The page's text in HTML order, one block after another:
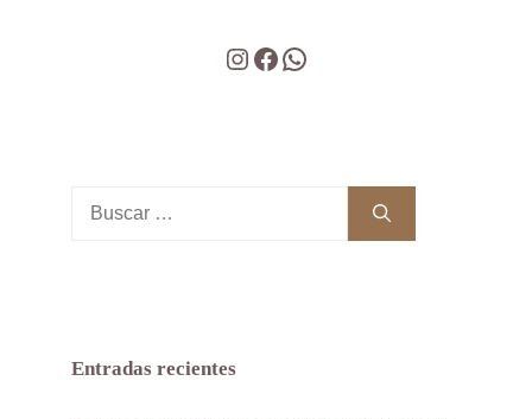
Instagram
Facebook
WhatsApp
Entradas recientes